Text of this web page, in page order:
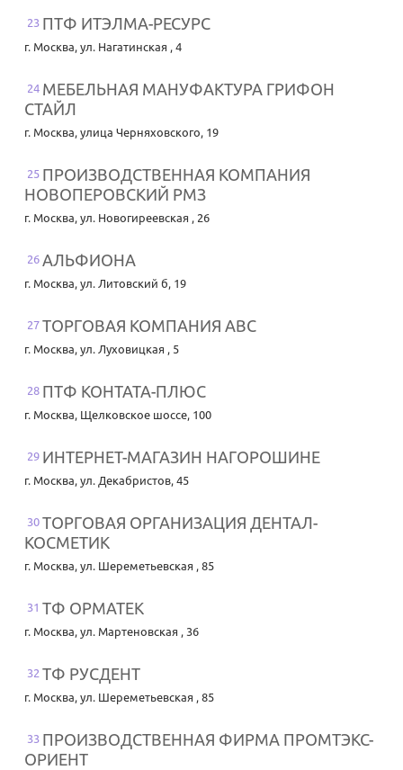
23 ПТФ ИТЭЛМА-РЕСУРС
г. Москва, ул. Нагатинская , 4
24 МЕБЕЛЬНАЯ МАНУФАКТУРА ГРИФОН
СТАЙЛ
г. Москва, улица Черняховского, 19
25 ПРОИЗВОДСТВЕННАЯ КОМПАНИЯ
НОВОПЕРОВСКИЙ РМЗ
г. Москва, ул. Новогиреевская , 26
26 АЛЬФИОНА
г. Москва, ул. Литовский б, 19
27 ТОРГОВАЯ КОМПАНИЯ АВС
г. Москва, ул. Луховицкая , 5
28 ПТФ КОНТАТА-ПЛЮС
г. Москва, Щелковское шоссе, 100
29 ИНТЕРНЕТ-МАГАЗИН НАГОРОШИНЕ
г. Москва, ул. Декабристов, 45
30 ТОРГОВАЯ ОРГАНИЗАЦИЯ ДЕНТАЛ-
КОСМЕТИК
г. Москва, ул. Шереметьевская , 85
31 ТФ ОРМАТЕК
г. Москва, ул. Мартеновская , 36
32 ТФ РУСДЕНТ
г. Москва, ул. Шереметьевская , 85
33 ПРОИЗВОДСТВЕННАЯ ФИРМА ПРОМТЭКС-
ОРИЕНТ